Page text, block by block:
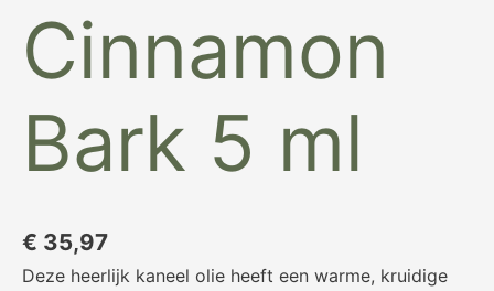
Cinnamon
Bark 5 ml
€ 35,97
Deze heerlijk kaneel olie heeft een warme, kruidige